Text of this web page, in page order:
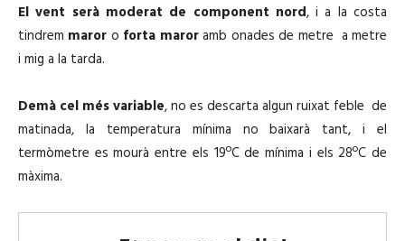
El vent serà moderat de component nord, i a la costa
tindrem maror o forta maroramb onades de metre a metre
i mig a la tarda.
Demà cel més variable, no es descarta algun ruixat feble de
matinada, la temperatura mínima no baixarà tant, i el
termòmetre es mourà entre els 19ºC de mínima i els 28ºC de
màxima.